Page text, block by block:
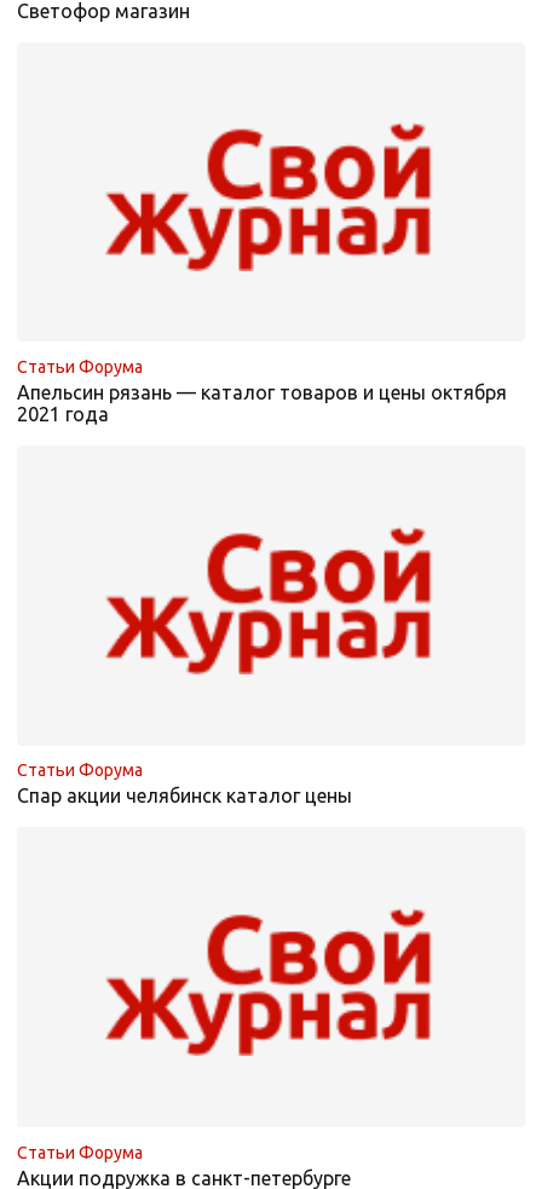
Светофор магазин
Статьи Форума
Апельсин рязань — каталог товаров и цены октября
2021 года
Статьи Форума
Спар акции челябинск каталог цены
Статьи Форума
Акции подружка в санкт-петербурге